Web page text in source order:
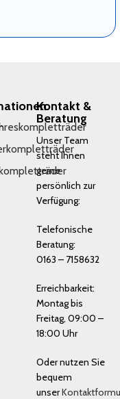
Kontakt &
Beratung
Unser Team
steht Ihnen
gerne
persönlich zur
Verfügung:
Telefonische
Beratung:
0163 – 7158632
Erreichbarkeit:
Montag bis
Freitag, 09:00 –
18:00 Uhr
Oder nutzen Sie
bequem
unser